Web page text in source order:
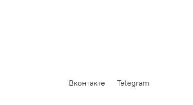
Вконтакте Telegram